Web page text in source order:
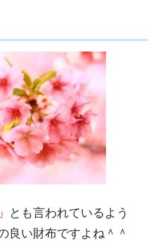
とも言われているよう
良い財布ですよね＾＾